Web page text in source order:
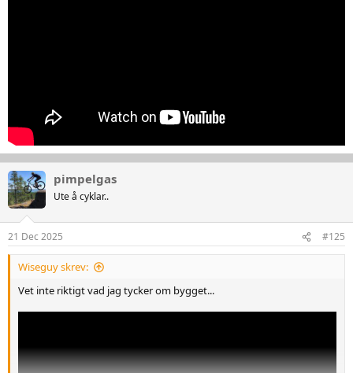
pimpelgas
Ute å cyklar..
21 Dec 2025 #125
Wiseguy skrev:
Vet inte riktigt vad jag tycker om bygget...